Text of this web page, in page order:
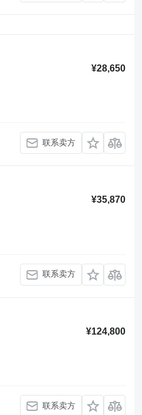
¥28,650
联系卖方
¥35,870
联系卖方
¥124,800
联系卖方